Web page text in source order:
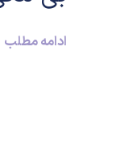
ادامه مطلب